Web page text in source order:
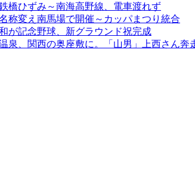
橋ひずみ～南海高野線、電車渡れず
称変え南馬場で開催～カッパまつり統合
が記念野球、新グラウンド祝完成
泉、関西の奥座敷に。「山男」上西さん奔